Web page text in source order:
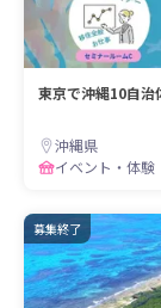
東京で沖縄10自治
沖縄県
イベント・体験
募集終了